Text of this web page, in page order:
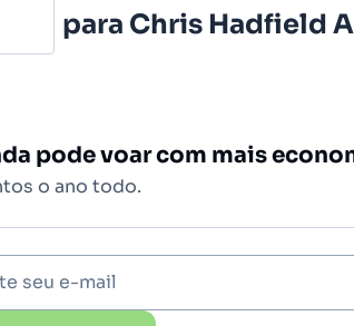
para Chris Hadfield
pode voar com mais
o ano todo.
seu e-mail